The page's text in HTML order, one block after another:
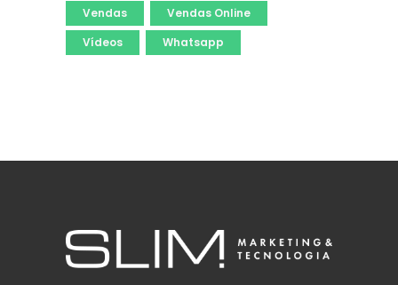
Vendas
Vendas Online
Vídeos
Whatsapp